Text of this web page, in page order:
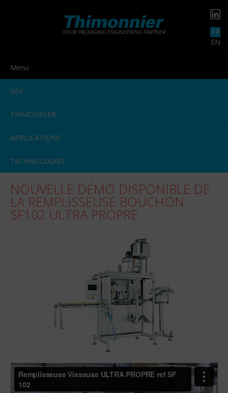
FR
EN
YOUR PACKAGING ENGINEERING PARTNER
Menu
SAV
THIMONNIER
APPLICATIONS
TECHNOLOGIES
NOUVELLE DÉMO DISPONIBLE DE
LA REMPLISSEUSE BOUCHON
SF102 ULTRA PROPRE